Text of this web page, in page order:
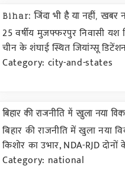
Bihar: जिंदा भी है या नहीं, खबर
25 वर्षीय मुजफ्फरपुर निवासी
चीन के शंघाई स्थित जियांग्सू
Category: city-and-states
बिहार की राजनीति में खुला नया
बिहार की राजनीति में खुला नया
किशोर का उभार, NDA-RJD
Category: national